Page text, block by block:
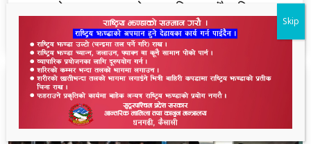
थारू आयोगमा रानाथारूको सहभागिता : संवैधानिक,
ऐतिहासिक र समावेशी दृष्टिकोणबाट विश्लेषण
Skip